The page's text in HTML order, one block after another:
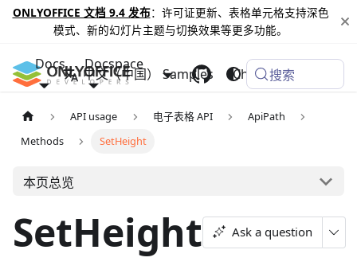
ONLYOFFICE 文档 9.4 发布：许可证更新、表格单元格支持深色
模式、新的幻灯片主题与切换效果等更多功能。
Docs Docspace
Samples Changelog
中文（中国） 搜索
API usage 电子表格 API
ApiPath
Methods
SetHeight
本页总览
SetHeight Ask a question